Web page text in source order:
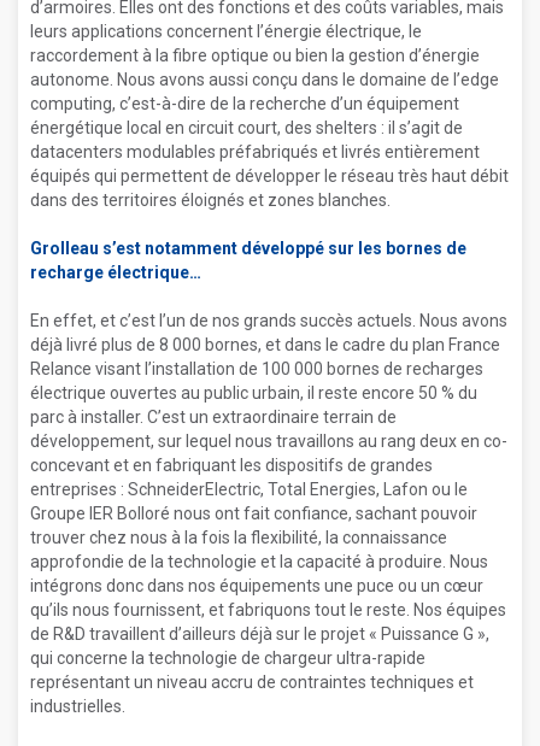
d’armoires. Elles ont des fonctions et des coûts variables, mais
leurs applications concernent l’énergie électrique, le
raccordement à la fibre optique ou bien la gestion d’énergie
autonome. Nous avons aussi conçu dans le domaine de l’edge
computing, c’est-à-dire de la recherche d’un équipement
énergétique local en circuit court, des shelters : il s’agit de
datacenters modulables préfabriqués et livrés entièrement
équipés qui permettent de développer le réseau très haut débit
dans des territoires éloignés et zones blanches.
Grolleau s’est notamment développé sur les bornes de
recharge électrique
En effet, et c’est l’un de nos grands succès actuels. Nous avons
déjà livré plus de 8 000 bornes, et dans le cadre du plan France
Relance visant l’installation de 100 000 bornes de recharges
électrique ouvertes au public urbain, il reste encore 50 % du
parc à installer. C’est un extraordinaire terrain de
développement, sur lequel nous travaillons au rang deux en co-
concevant et en fabriquant les dispositifs de grandes
entreprises : SchneiderElectric, Total Energies, Lafon ou le
Groupe IER Bolloré nous ont fait confiance, sachant pouvoir
trouver chez nous à la fois la flexibilité, la connaissance
approfondie de la technologie et la capacité à produire. Nous
intégrons donc dans nos équipements une puce ou un cœur
qu’ils nous fournissent, et fabriquons tout le reste. Nos équipes
de R&D travaillent d’ailleurs déjà sur le projet « Puissance G »,
qui concerne la technologie de chargeur ultra-rapide
représentant un niveau accru de contraintes techniques et
industrielles.